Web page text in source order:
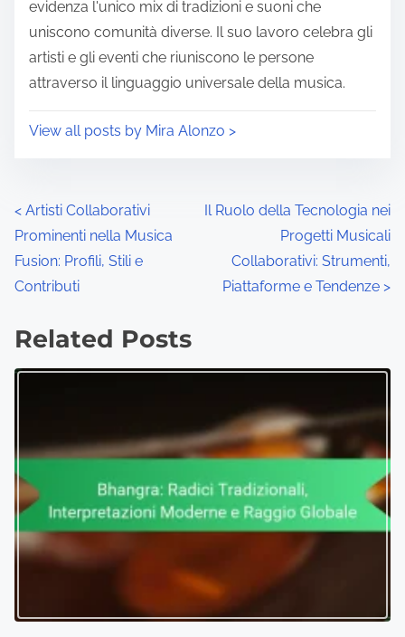
evidenza l'unico mix di tradizioni e suoni che
uniscono comunità diverse. Il suo lavoro celebra gli
artisti e gli eventi che riuniscono le persone
attraverso il linguaggio universale della musica.
View all posts by Mira Alonzo >
Posts navigation
< Artisti Collaborativi
Prominenti nella Musica
Fusion: Profili, Stili e
Contributi
Il Ruolo della Tecnologia nei
Progetti Musicali
Collaborativi: Strumenti,
Piattaforme e Tendenze >
Related Posts